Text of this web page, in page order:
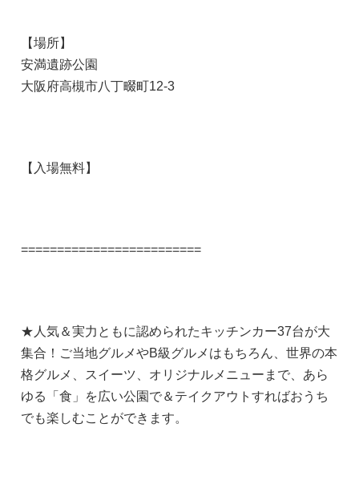
【場所】
安満遺跡公園
大阪府高槻市八丁畷町12-3
【入場無料】
=========================
★人気＆実力ともに認められたキッチンカー37台が大
集合！ご当地グルメやB級グルメはもちろん、世界の本
格グルメ、スイーツ、オリジナルメニューまで、あら
ゆる「食」を広い公園で＆テイクアウトすればおうち
でも楽しむことができます。